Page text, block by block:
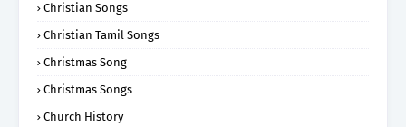
Christian Songs
Christian Tamil Songs
Christmas Song
Christmas Songs
Church History